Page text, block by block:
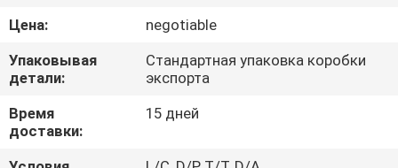
СВЯЖИТЕСЬ
МЫ
НОВОСТИ
Цена:
negotiable
Упаковывая
детали:
Стандартная упаковка коробки
экспорта
Время
доставки:
15 дней